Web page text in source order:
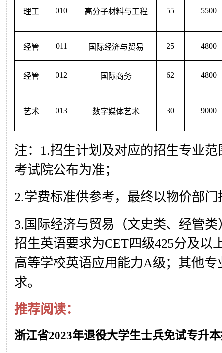
理工 010 高分子材料与工程 55 5500
经管 011 国际经济与贸易 25 4800
经管 012 国际商务 62 4800
艺术 013 数字媒体艺术 30 9000
注：1.招生计划及对应的招生专业
考试院公布为准；
2.学费标准供参考，最终以物价部
3.国际经济与贸易（文史类、经管
招生英语要求为CET四级425分及以
高等学校英语应用能力A级；其他专
求。
推荐阅读：
浙江省2023年退役大学生士兵免试专升